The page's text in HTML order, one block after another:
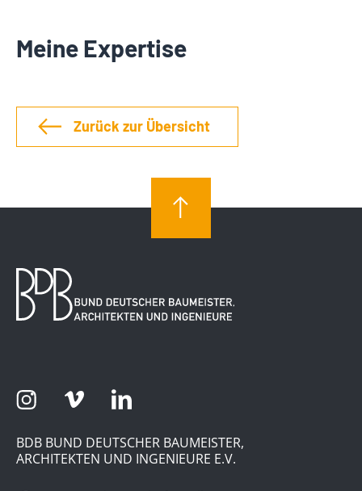
Meine Expertise
Zurück zur Übersicht
BDB BUND DEUTSCHER BAUMEISTER,
ARCHITEKTEN UND INGENIEURE E.V.